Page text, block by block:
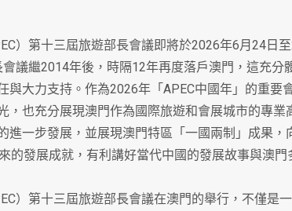
第十三屆旅遊部長會議即將於2026年6月24日
議繼2014年後，時隔12年再度落戶澳門，這充分
與大力支持。作為2026年「APEC中國年」的重要
，也充分展現澳門作為國際旅遊和會展城市的專業
進一步發展，並展現澳門特區「一國兩制」成果，
的發展成就，有利講好當代中國的發展故事與澳門
第十三屆旅遊部長會議在澳門的舉行，不僅是